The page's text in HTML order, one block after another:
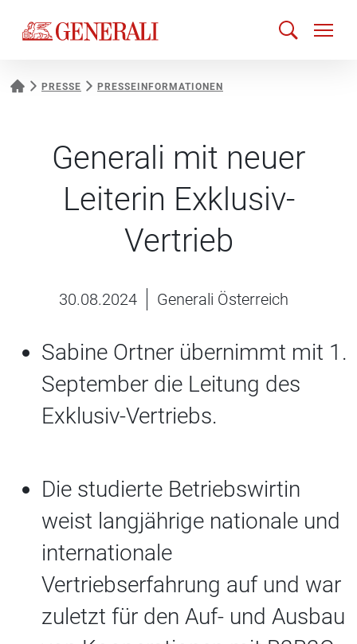
PRESSE PRESSEINFORMATIONEN
Generali mit neuer
Leiterin Exklusiv-
Vertrieb
30.08.2024 Generali Österreich
Sabine Ortner übernimmt mit 1.
September die Leitung des
Exklusiv-Vertriebs.
Die studierte Betriebswirtin
weist langjährige nationale und
internationale
Vertriebserfahrung auf und war
zuletzt für den Auf- und Ausbau